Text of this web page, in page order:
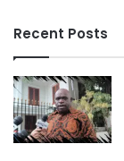
Recent Posts